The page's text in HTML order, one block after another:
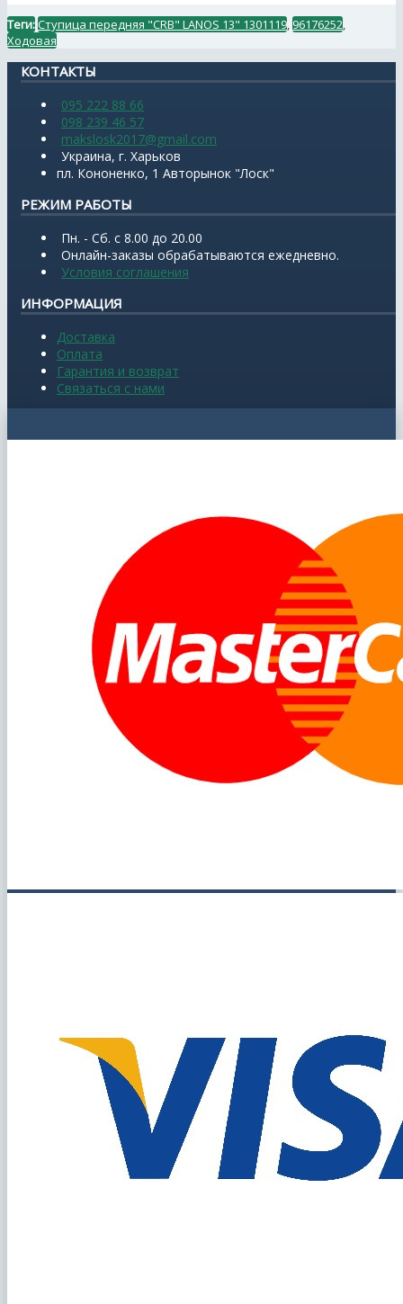
Теги:Ступица передняя "CRB" LANOS 13" 1301119 96176252
Ходовая
КОНТАКТЫ
095 222 88 66
098 239 46 57
makslosk2017@gmail.com
Украина, г. Харьков
пл. Кононенко, 1 Авторынок "Лоск"
РЕЖИМ РАБОТЫ
Пн. - Сб. с 8.00 до 20.00
Онлайн-заказы обрабатываются ежедневно.
Условия соглашения
ИНФОРМАЦИЯ
Доставка
Оплата
Гарантия и возврат
Связаться с нами